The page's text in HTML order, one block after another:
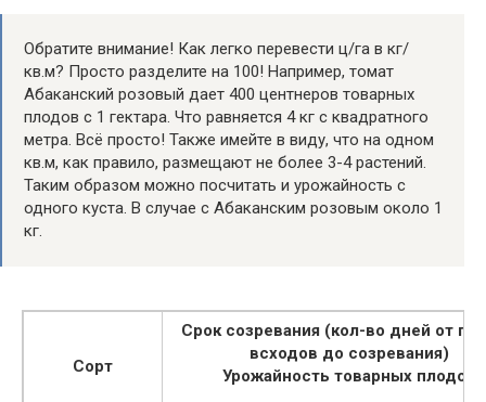
Обратите внимание! Как легко перевести ц/га в кг/
кв.м? Просто разделите на 100! Например, томат
Абаканский розовый дает 400 центнеров товарных
плодов с 1 гектара. Что равняется 4 кг с квадратного
метра. Всё просто! Также имейте в виду, что на одном
кв.м, как правило, размещают не более 3-4 растений.
Таким образом можно посчитать и урожайность с
одного куста. В случае с Абаканским розовым около 1
кг.
Сорт
Срок созревания (кол-во дней от
всходов до созревания)
Урожайность товарных плодов